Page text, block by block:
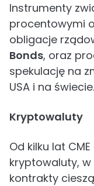
Instrumenty
procentowymi
obligacje
Bonds, oraz
spekulację na
USA i na świecie.
Kryptowaluty
Od kilku lat
kryptowaluty,
kontrakty